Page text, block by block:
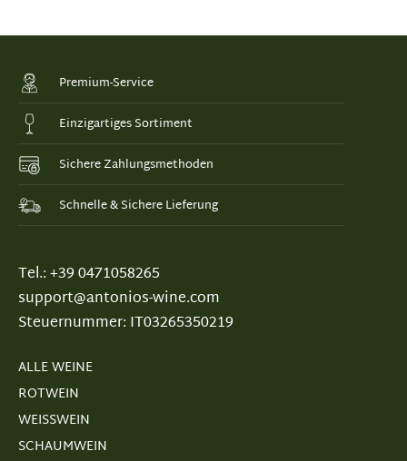
Premium-Service
Einzigartiges Sortiment
Sichere Zahlungsmethoden
Schnelle & Sichere Lieferung
Tel.: +39 0471058265
support@antonios-wine.com
Steuernummer: IT03265350219
ALLE WEINE
ROTWEIN
WEISSWEIN
SCHAUMWEIN